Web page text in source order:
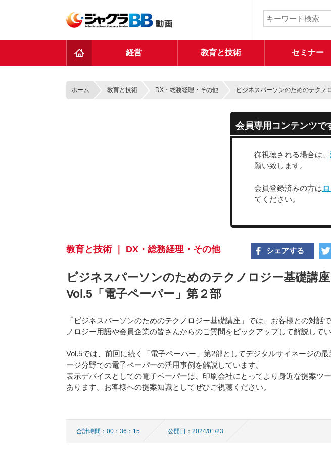
経営 教育と技術 セミナー
ホーム 教育と技術 DX・総務経理・その他 ビジネスパーソンのためのテク
会員専用コンテンツで
御視聴される場合は、
願い致します。
会員登録済みの方は
てください。
シェアする
教育と技術 ｜ DX・総務経理・その他
ビジネスパーソンのためのテクノロジー基礎講
Vol.5「電子ペーパー」第２部
「ビジネスパーソンのためのテクノロジー基礎講座」では、お客様との対話
ノロジー用語や会員企業の皆さんからのご質問をピックアップして解説してい
Vol.5では、前回に続く「電子ペーパー」第2部としてデジタルサイネージの
ージ分野での電子ペーパーの活用事例を解説しています。
表示デバイスとしての電子ペーパーは、印刷会社にとってより身近な提案ツ
あります。お客様への提案知識としてぜひご視聴ください。
合計時間：00：36：15 公開日：2024/01/23